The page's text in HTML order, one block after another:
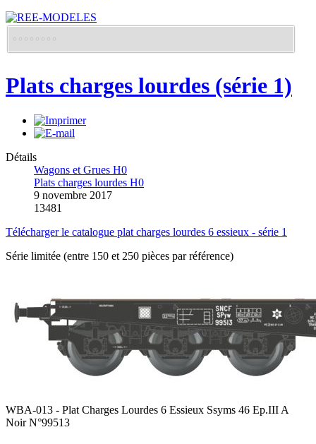
Plats charges lourdes (série 1)
Détails
Wagons et Grues H0
Plats charges lourdes H0
9 novembre 2017
13481
Télécharger le catalogue plat charges lourdes 6 essieux - série 1
Série limitée (entre 150 et 250 pièces par référence)
WBA-013 - Plat Charges Lourdes 6 Essieux Ssyms 46 Ep.III A
Noir N°99513